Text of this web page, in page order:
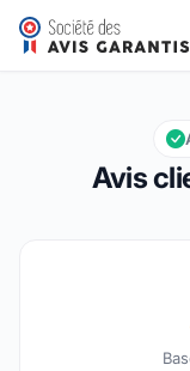
Tout Le Niva
Note globale : 9,6 sur
9,6/10
Avis